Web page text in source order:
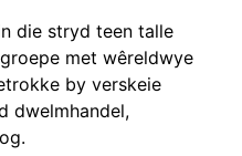
die stryd teen talle
met wêreldwye
by verskeie
dwelmhandel,